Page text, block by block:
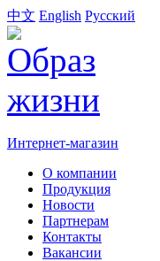
中文 English Русский
Интернет-магазин
О компании
Продукция
Новости
Партнерам
Контакты
Вакансии